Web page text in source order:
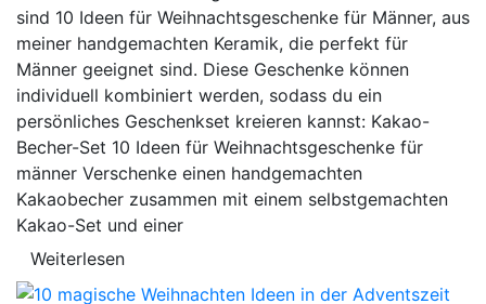
sind 10 Ideen für Weihnachtsgeschenke für Männer, aus
meiner handgemachten Keramik, die perfekt für
Männer geeignet sind. Diese Geschenke können
individuell kombiniert werden, sodass du ein
persönliches Geschenkset kreieren kannst: Kakao-
Becher-Set 10 Ideen für Weihnachtsgeschenke für
männer Verschenke einen handgemachten
Kakaobecher zusammen mit einem selbstgemachten
Kakao-Set und einer
Weiterlesen